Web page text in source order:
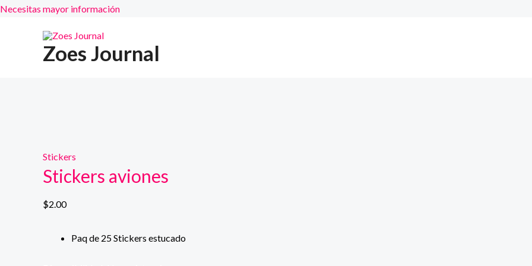
Necesitas mayor información
Zoes Journal
Stickers
Stickers aviones
$2.00
Paq de 25 Stickers estucado